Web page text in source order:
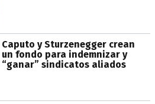
Caputo y Sturzenegger crean
un fondo para indemnizar y
“ganar” sindicatos aliados